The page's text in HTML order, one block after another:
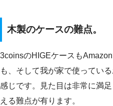
木製のケースの難点。
3coinsのHIGEケースも
も、そして我が家で使ってい
感じです。見た目は非常に満
える難点が有ります。